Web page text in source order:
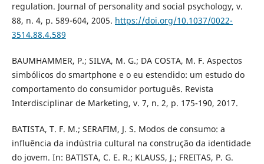
regulation. Journal of personality and social psychology, v.
88, n. 4, p. 589-604, 2005. https://doi.org/10.1037/0022-
3514.88.4.589
BAUMHAMMER, P.; SILVA, M. G.; DA COSTA, M. F. Aspectos
simbólicos do smartphone e o eu estendido: um estudo do
comportamento do consumidor português. Revista
Interdisciplinar de Marketing, v. 7, n. 2, p. 175-190, 2017.
BATISTA, T. F. M.; SERAFIM, J. S. Modos de consumo: a
influência da indústria cultural na construção da identidade
do jovem. In: BATISTA, C. E. R.; KLAUSS, J.; FREITAS, P. G.